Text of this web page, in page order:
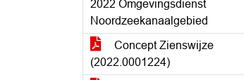
2022 Omgevingsdienst
Noordzeekanaalgebied
Concept Zienswijze
(2022.0001224)